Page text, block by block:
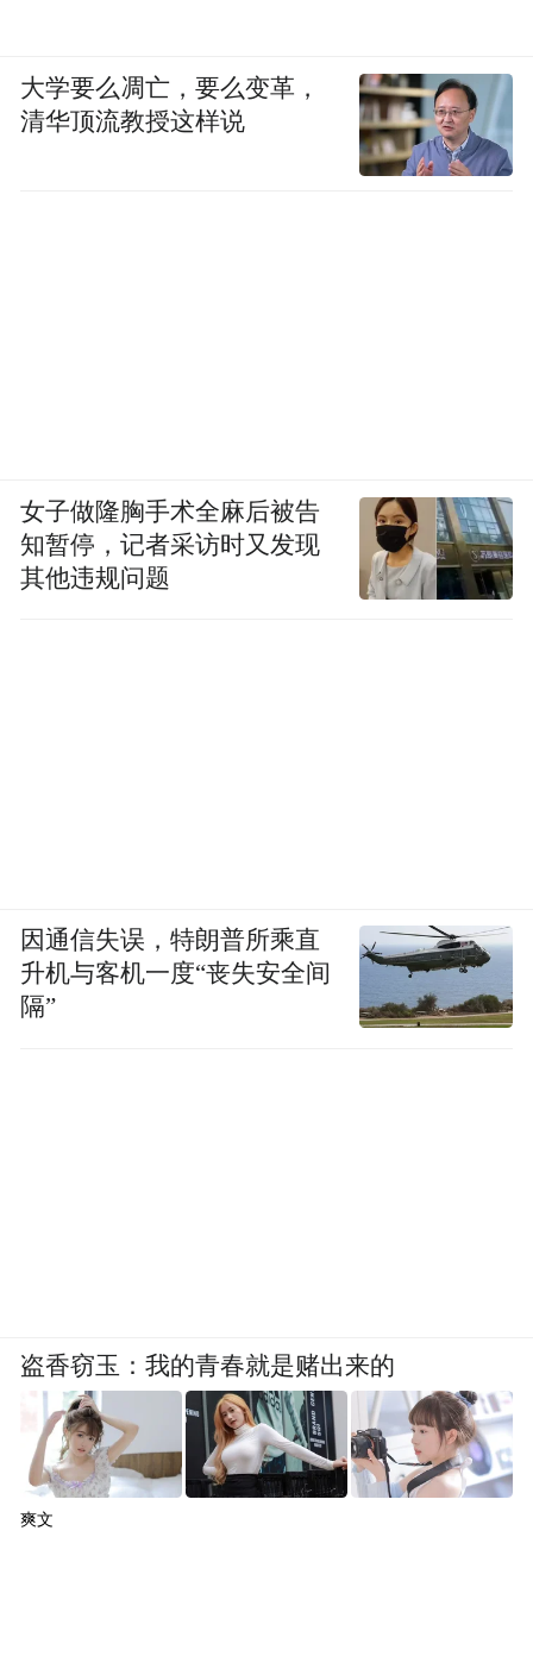
大学要么凋亡，要么变革，
清华顶流教授这样说
女子做隆胸手术全麻后被告
知暂停，记者采访时又发现
其他违规问题
因通信失误，特朗普所乘直
升机与客机一度“丧失安全间
隔”
盗香窃玉：我的青春就是赌出来的
爽文